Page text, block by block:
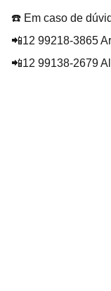
☎️ Em caso de
📲12 99218-3865
📲12 99138-2679